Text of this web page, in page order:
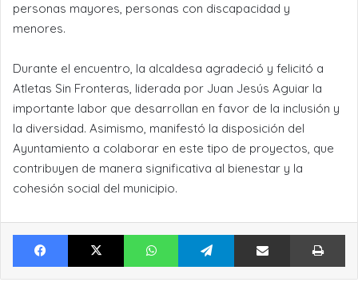
personas mayores, personas con discapacidad y
menores.
Durante el encuentro, la alcaldesa agradeció y felicitó a
Atletas Sin Fronteras, liderada por Juan Jesús Aguiar la
importante labor que desarrollan en favor de la inclusión y
la diversidad. Asimismo, manifestó la disposición del
Ayuntamiento a colaborar en este tipo de proyectos, que
contribuyen de manera significativa al bienestar y la
cohesión social del municipio.
Facebook X WhatsApp Telegram Compartir por Email